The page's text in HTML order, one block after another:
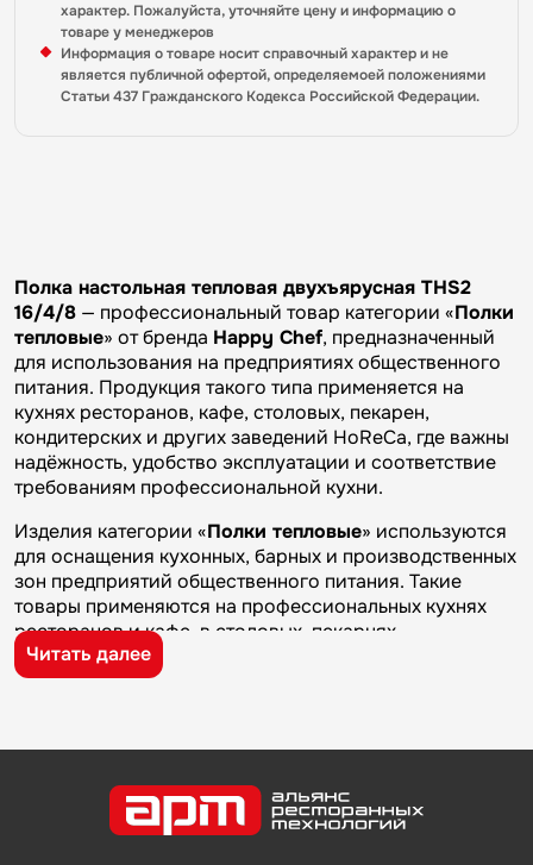
характер. Пожалуйста, уточняйте цену и информацию о
товаре у менеджеров
Информация о товаре носит справочный характер и не
является публичной офертой, определяемоей положениями
Статьи 437 Гражданского Кодекса Российской Федерации.
Полка настольная тепловая двухъярусная THS2
16/4/8 — профессиональный товар категории «Полки
тепловые» от бренда Happy Chef, предназначенный
для использования на предприятиях общественного
питания. Продукция такого типа применяется на
кухнях ресторанов, кафе, столовых, пекарен,
кондитерских и других заведений HoReCa, где важны
надёжность, удобство эксплуатации и соответствие
требованиям профессиональной кухни.
Изделия категории «Полки тепловые» используются
для оснащения кухонных, барных и производственных
зон предприятий общественного питания. Такие
товары применяются на профессиональных кухнях
ресторанов и кафе, в столовых, пекарнях,
кондитерских и на пищевых производствах, где
требуется качественное оборудование и кухонный
БрендHappy Chefизвестен на рынке
инвентаря благодаря качеству изготовления,
надежности и практичности. Продукция
Читать далее